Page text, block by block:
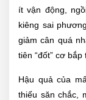
ít vận động,
kiêng sai
giảm cân quá
tiên “đốt” cơ
Hậu quả của
thiếu săn chắc,